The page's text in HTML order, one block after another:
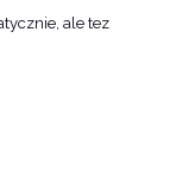
ale tez